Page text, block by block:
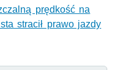
prędkość na
stracił prawo jazdy